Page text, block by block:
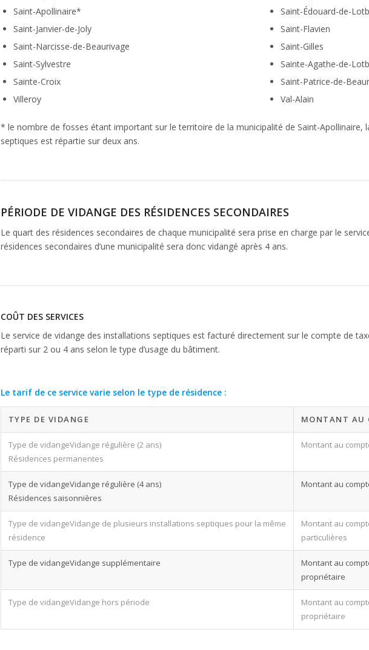
Saint-Apollinaire*
Saint-Janvier-de-Joly
Saint-Narcisse-de-Beaurivage
Saint-Sylvestre
Sainte-Croix
Villeroy
Saint-Édouard-de-
Saint-Flavien
Saint-Gilles
Sainte-Agathe-de-
Saint-Patrice-de-
Val-Alain
* le nombre de fosses étant important sur le territoire de la municipalité de Saint-Apollinaire,
septiques est répartie sur deux ans.
PÉRIODE DE VIDANGE DES RÉSIDENCES SECONDAIRES
Le quart des résidences secondaires de chaque municipalité sera prise en charge par le
résidences secondaires d’une municipalité sera donc vidangé après 4 ans.
COÛT DES SERVICES
Le service de vidange des installations septiques est facturé directement sur le compte de
réparti sur 2 ou 4 ans selon le type d’usage du bâtiment.
Le tarif de ce service varie selon le type de résidence :
TYPE DE VIDANGE MONTANT AU
Vidange régulière (2 ans)
Résidences permanentes
Vidange régulière (4 ans)
Résidences saisonnières
Vidange de plusieurs installations septiques pour la même
résidence
particulières
Vidange supplémentaire
propriétaire
Vidange hors période
propriétaire